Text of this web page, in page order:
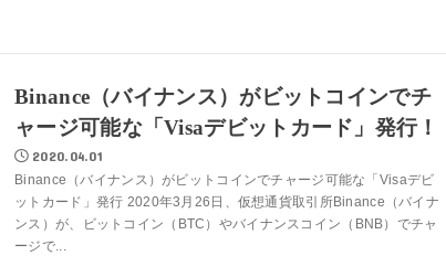
Binance（バイナンス）がビットコインでチ
ャージ可能な「Visaデビットカード」発行！
2020.04.01
Binance（バイナンス）がビットコインでチャージ可能な「Visaデビ
ットカード」発行 2020年3月26日、仮想通貨取引所Binance（バイナ
ンス）が、ビットコイン（BTC）やバイナンスコイン（BNB）でチャ
ージで...